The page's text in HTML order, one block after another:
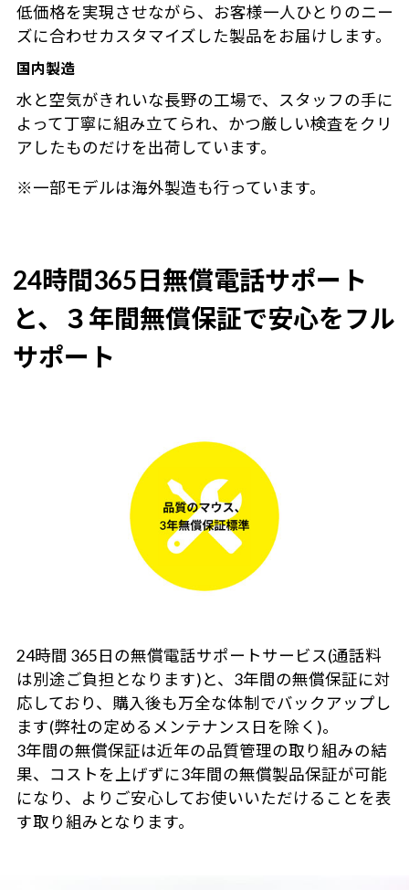
低価格を実現させながら、お客様一人ひとりのニー
ズに合わせカスタマイズした製品をお届けします。
国内製造
水と空気がきれいな長野の工場で、スタッフの手に
よって丁寧に組み立てられ、かつ厳しい検査をクリ
アしたものだけを出荷しています。
※一部モデルは海外製造も行っています。
24時間365日無償電話サポート
と、３年間無償保証で安心をフル
サポート
24時間 365日の無償電話サポートサービス(通話料
は別途ご負担となります)と、3年間の無償保証に対
応しており、購入後も万全な体制でバックアップし
ます(弊社の定めるメンテナンス日を除く)。
3年間の無償保証は近年の品質管理の取り組みの結
果、コストを上げずに3年間の無償製品保証が可能
になり、よりご安心してお使いいただけることを表
す取り組みとなります。